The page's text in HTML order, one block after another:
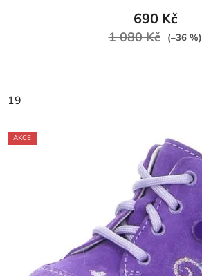
690 Kč
1 080 Kč (–36 %)
19
AKCE